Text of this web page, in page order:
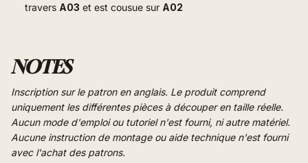
travers A03 et est cousue sur A02
NOTES
Inscription sur le patron en anglais. Le produit comprend
uniquement les différentes pièces à découper en taille réelle.
Aucun mode d'emploi ou tutoriel n'est fourni, ni autre matériel.
Aucune instruction de montage ou aide technique n'est fourni
avec l'achat des patrons.